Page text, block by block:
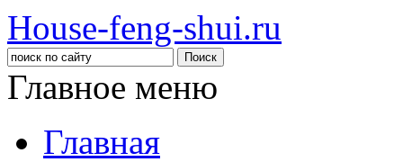
House-feng-shui.ru
Главное меню
Главная